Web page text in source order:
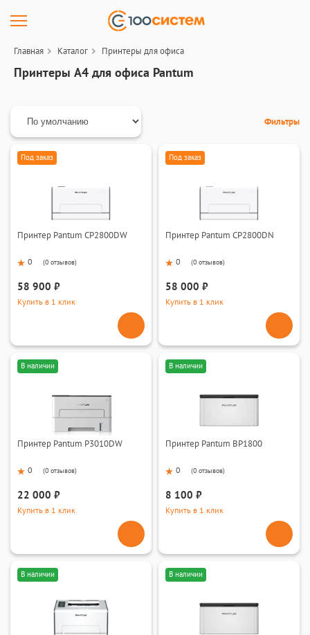
Главная Каталог Принтеры для офиса
Принтеры A4 для офиса Pantum
Фильтры
Под заказ
Принтер Pantum CP2800DW
0 (0 отзывов)
58 900 ₽
Купить в 1 клик
Под заказ
Принтер Pantum CP2800DN
0 (0 отзывов)
58 000 ₽
Купить в 1 клик
В наличии
Принтер Pantum P3010DW
0 (0 отзывов)
22 000 ₽
Купить в 1 клик
В наличии
Принтер Pantum BP1800
0 (0 отзывов)
8 100 ₽
Купить в 1 клик
В наличии В наличии